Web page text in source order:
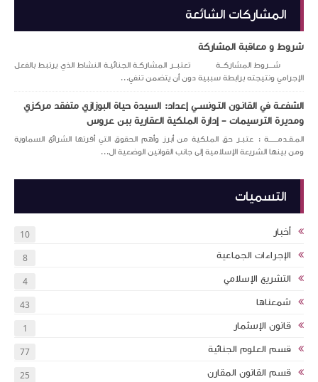
المشاركات الشائعة
شروط و معاقبة المشاركة
شـــروط المشاركــة تعتبــر المشاركـة الجنائيـة النشاط الذي يرتبط بالفعل
الإجرامي ونتيجته برابطة سببية دون أن يتضمن تنفي...
الشفعـة في القانـون التـونســي إعداد: السيدة حياة البوزازي متفقد مركزي
ومديرة الترسيمات – إدارة الملكية العقارية ببن عروس
المـقـدمــــــة : عتبـر حق الملكية من أبرز وأهم الحقوق التي أقرتها الشرائع السماوية
ومن بينها الشريعة الإسلامية إلى جانب القوانين الوضعية ال...
التسميات
أخبار 10
الإجراءات الجماعية 8
التشريع الإسلامي 4
شمعناها 43
قانون الإسثمار 1
قسم العلوم الجنائية 77
قسم القانون المقارن 25